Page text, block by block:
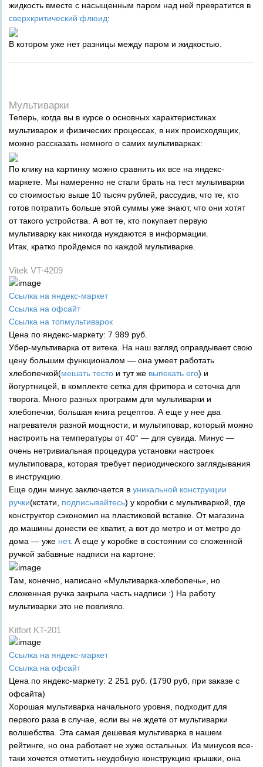
жидкость вместе с насыщенным паром над ней превратится в
сверхкритический флюид:
В котором уже нет разницы между паром и жидкостью.
Мультиварки
Теперь, когда вы в курсе о основных характеристиках
мультиварок и физических процессах, в них происходящих,
можно рассказать немного о самих мультиварках:
По клику на картинку можно сравнить их все на яндекс-
маркете. Мы намеренно не стали брать на тест мультиварки
со стоимостью выше 10 тысяч рублей, рассудив, что те, кто
готов потратить больше этой суммы уже знают, что они хотят
от такого устройства. А вот те, кто покупает первую
мультиварку как никогда нуждаются в информации.
Итак, кратко пройдемся по каждой мультиварке.
Vitek VT-4209
Ссылка на яндекс-маркет
Ссылка на офсайт
Ссылка на топмультиварок
Цена по яндекс-маркету: 7 989 руб.
Убер-мультиварка от витека. На наш взгляд оправдывает свою
цену большим функционалом — она умеет работать
хлебопечкой(мешать тесто и тут же выпекать его) и
йогуртницей, в комплекте сетка для фритюра и сеточка для
творога. Много разных программ для мультиварки и
хлебопечки, большая книга рецептов. А еще у нее два
нагревателя разной мощности, и мультиповар, который можно
настроить на температуры от 40° — для сувида. Минус —
очень нетривиальная процедура установки настроек
мультиповара, которая требует периодического заглядывания
в инструкцию.
Еще один минус заключается в уникальной конструкции
ручки(кстати, подписывайтесь) у коробки с мультиваркой, где
конструктор сэкономил на пластиковой вставке. От магазина
до машины донести ее хватит, а вот до метро и от метро до
дома — уже нет. А еще у коробке в состоянии со сложенной
ручкой забавные надписи на картоне:
Там, конечно, написано «Мультиварка-хлебопечь», но
сложенная ручка закрыла часть надписи :) На работу
мультиварки это не повлияло.
Kitfort KT-201
Ссылка на яндекс-маркет
Ссылка на офсайт
Цена по яндекс-маркету: 2 251 руб. (1790 руб, при заказе с
офсайта)
Хорошая мультиварка начального уровня, подходит для
первого раза в случае, если вы не ждете от мультиварки
волшебства. Эта самая дешевая мультиварка в нашем
рейтинге, но она работает не хуже остальных. Из минусов все-
таки хочется отметить неудобную конструкцию крышки, она